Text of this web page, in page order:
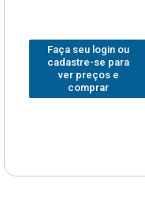
Faça seu login ou
cadastre-se para
ver preços e
comprar